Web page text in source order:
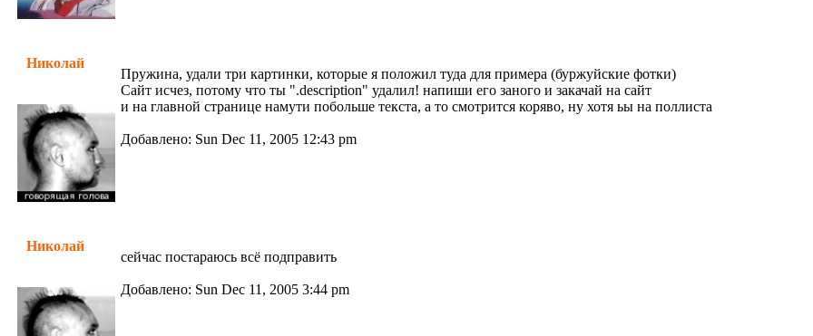
Николай
Пружина, удали три картинки, которые я положил туда для примера (буржуйские фотки)
Сайт исчез, потому что ты ".description" удалил! напиши его заного и закачай на сайт
и на главной странице намути побольше текста, а то смотрится коряво, ну хотя ьы на поллиста
Добавлено: Sun Dec 11, 2005 12:43 pm
Николай
сейчас постараюсь всё подправить
Добавлено: Sun Dec 11, 2005 3:44 pm